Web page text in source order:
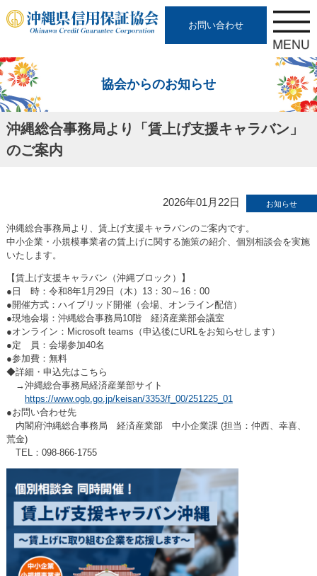
お問い合わせ
協会からのお知らせ
沖縄総合事務局より「賃上げ支援キャラバン」
のご案内
2026年01月22日 お知らせ
沖縄総合事務局より、賃上げ支援キャラバンのご案内です。
中小企業・小規模事業者の賃上げに関する施策の紹介、個別相談会を実施
いたします。
【賃上げ支援キャラバン（沖縄ブロック）】
●日 時：令和8年1月29日（木）13：30～16：00
●開催方式：ハイブリッド開催（会場、オンライン配信）
●現地会場：沖縄総合事務局10階 経済産業部会議室
●オンライン：Microsoft teams（申込後にURLをお知らせします）
●定 員：会場参加40名
●参加費：無料
◆詳細・申込先はこちら
→沖縄総合事務局経済産業部サイト
https://www.ogb.go.jp/keisan/3353/f_00/251225_01
●お問い合わせ先
内閣府沖縄総合事務局 経済産業部 中小企業課 (担当：仲西、幸喜、
荒金)
TEL：098-866-1755